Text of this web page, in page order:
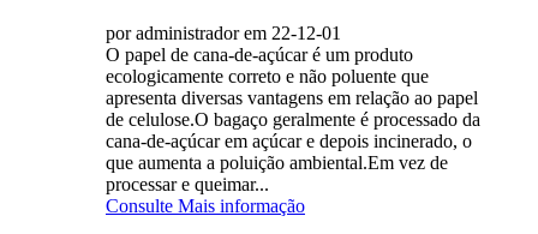
por administrador em 22-12-01
O papel de cana-de-açúcar é um produto
ecologicamente correto e não poluente que
apresenta diversas vantagens em relação ao papel
de celulose.O bagaço geralmente é processado da
cana-de-açúcar em açúcar e depois incinerado, o
que aumenta a poluição ambiental.Em vez de
processar e queimar...
Consulte Mais informação